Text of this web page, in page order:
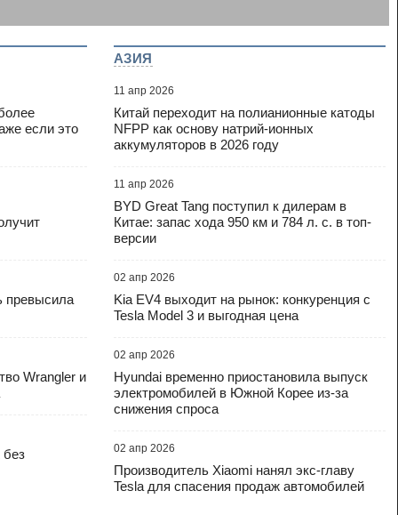
если это
превысила
Wrangler и
АЗИЯ
11 апр 2026
Китай переходит на полианионные катоды
NFPP как основу натрий-ионных
аккумуляторов в 2026 году
11 апр 2026
BYD Great Tang поступил к дилерам в
Китае: запас хода 950 км и 784 л. с. в топ-
версии
02 апр 2026
Kia EV4 выходит на рынок: конкуренция с
Tesla Model 3 и выгодная цена
02 апр 2026
Hyundai временно приостановила выпуск
электромобилей в Южной Корее из-за
снижения спроса
02 апр 2026
Производитель Xiaomi нанял экс-главу
Tesla для спасения продаж автомобилей